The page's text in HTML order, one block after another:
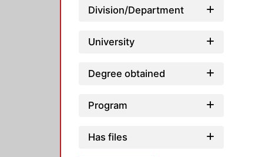
Division/Department
University
Degree obtained
Program
Has files